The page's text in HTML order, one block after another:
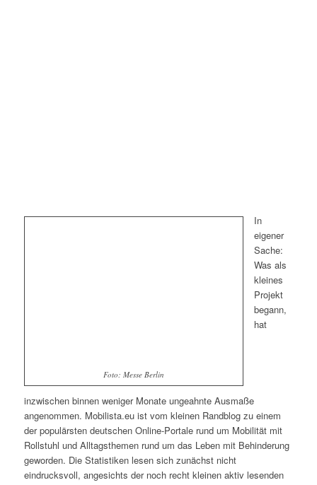
Foto: Messe Berlin
In
eigener
Sache:
Was als
kleines
Projekt
begann,
hat
inzwischen binnen weniger Monate ungeahnte Ausmaße
angenommen. Mobilista.eu ist vom kleinen Randblog zu einem
der populärsten deutschen Online-Portale rund um Mobilität mit
Rollstuhl und Alltagsthemen rund um das Leben mit Behinderung
geworden. Die Statistiken lesen sich zunächst nicht
eindrucksvoll, angesichts der noch recht kleinen aktiv lesenden